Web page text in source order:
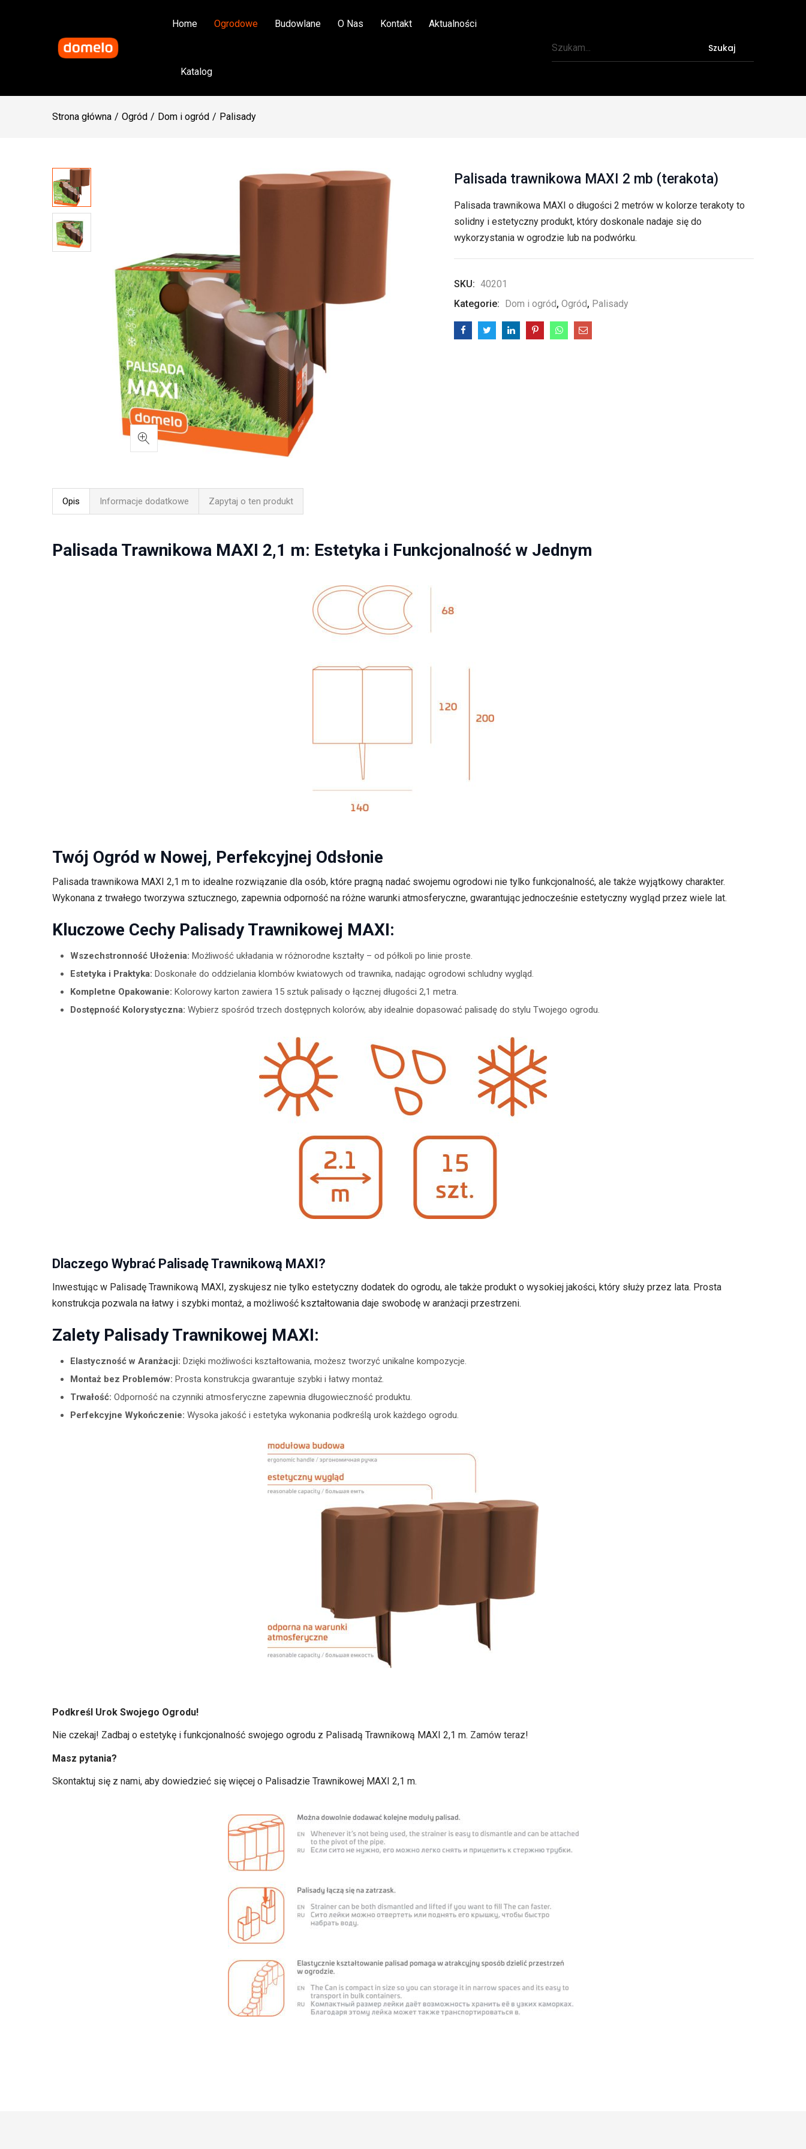
Home Ogrodowe Budowlane O Nas Kontakt Aktualności
Katalog
Szukaj
Strona główna Ogród Dom i ogród Palisady
Palisada trawnikowa MAXI 2 mb (terakota)
Palisada trawnikowa MAXI o długości 2 metrów w kolorze terakoty to
solidny i estetyczny produkt, który doskonale nadaje się do
wykorzystania w ogrodzie lub na podwórku.
SKU: 40201
Kategorie: Dom i ogród, Ogród, Palisady
Opis Informacje dodatkowe Zapytaj o ten produkt
Palisada Trawnikowa MAXI 2,1 m: Estetyka i Funkcjonalność w Jednym
Twój Ogród w Nowej, Perfekcyjnej Odsłonie
Palisada trawnikowa MAXI 2,1 m to idealne rozwiązanie dla osób, które pragną nadać swojemu ogrodowi nie tylko funkcjonalność, ale także wyjątkowy charakter.
Wykonana z trwałego tworzywa sztucznego, zapewnia odporność na różne warunki atmosferyczne, gwarantując jednocześnie estetyczny wygląd przez wiele lat.
Kluczowe Cechy Palisady Trawnikowej MAXI:
Wszechstronność Ułożenia: Możliwość układania w różnorodne kształty – od półkoli po linie proste.
Estetyka i Praktyka: Doskonałe do oddzielania klombów kwiatowych od trawnika, nadając ogrodowi schludny wygląd.
Kompletne Opakowanie: Kolorowy karton zawiera 15 sztuk palisady o łącznej długości 2,1 metra.
Dostępność Kolorystyczna: Wybierz spośród trzech dostępnych kolorów, aby idealnie dopasować palisadę do stylu Twojego ogrodu.
Dlaczego Wybrać Palisadę Trawnikową MAXI?
Inwestując w Palisadę Trawnikową MAXI, zyskujesz nie tylko estetyczny dodatek do ogrodu, ale także produkt o wysokiej jakości, który służy przez lata. Prosta
konstrukcja pozwala na łatwy i szybki montaż, a możliwość kształtowania daje swobodę w aranżacji przestrzeni.
Zalety Palisady Trawnikowej MAXI:
Elastyczność w Aranżacji: Dzięki możliwości kształtowania, możesz tworzyć unikalne kompozycje.
Montaż bez Problemów: Prosta konstrukcja gwarantuje szybki i łatwy montaż.
Trwałość: Odporność na czynniki atmosferyczne zapewnia długowieczność produktu.
Perfekcyjne Wykończenie: Wysoka jakość i estetyka wykonania podkreślą urok każdego ogrodu.
Podkreśl Urok Swojego Ogrodu!
Nie czekaj! Zadbaj o estetykę i funkcjonalność swojego ogrodu z Palisadą Trawnikową MAXI 2,1 m. Zamów teraz!
Masz pytania?
Skontaktuj się z nami, aby dowiedzieć się więcej o Palisadzie Trawnikowej MAXI 2,1 m.